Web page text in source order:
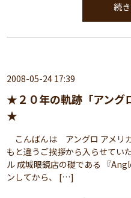
続
2008-05-24 17:39
★２０年の軌跡「アング
★
こんばんは アングロ アメリ
もと違うご挨拶から入らせてい
ル 成城眼鏡店の礎である 『
ンしてから、 […]